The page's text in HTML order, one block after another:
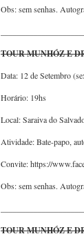
Obs: sem senhas.
TOUR MUNHÓZ E
Data: 12 de Setembro
Horário: 19hs
Local: Saraiva do
Atividade: Bate-papo,
Convite: https://
Obs: sem senhas.
TOUR MUNHÓZ E